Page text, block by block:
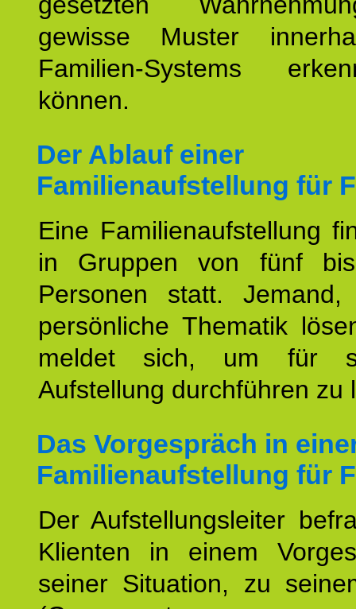
gewisse Muster
Familien-Systems
können.
Der Ablauf einer
Familienaufstellung für
Eine Familienaufstellung
in Gruppen von fünf
Personen statt.
persönliche Thematik
meldet sich, um für
Aufstellung durchführen zu
Das Vorgespräch in
Familienaufstellung für
Der Aufstellungsleiter
Klienten in einem
seiner Situation, zu